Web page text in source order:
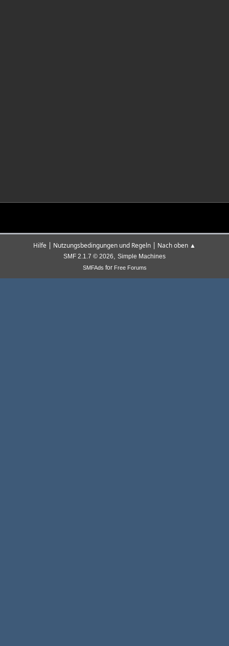
Hilfe | Nutzungsbedingungen und Regeln | Nach oben ▲
SMF 2.1.7 © 2026, Simple Machines
SMFAds for Free Forums